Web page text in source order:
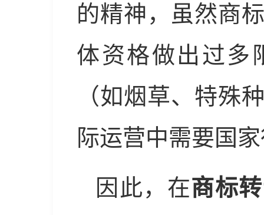
的精神，虽然商
体资格做出过多
（如烟草、特殊
际运营中需要国
因此，在商标